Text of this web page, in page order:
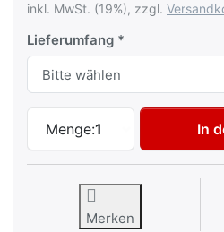
inkl. MwSt. (19%), zzgl.
Lieferumfang
Menge:1
Autolack
In
Merken